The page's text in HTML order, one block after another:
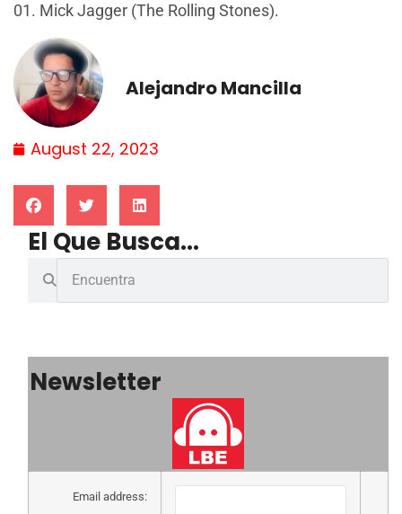
01. Mick Jagger (The Rolling Stones).
Alejandro Mancilla
August 22, 2023
El Que Busca...
Newsletter
Email address: